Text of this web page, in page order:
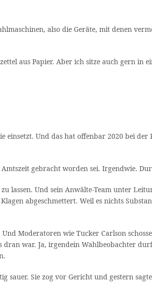
also die Geräte, mit denen
aus Papier. Aber ich sitze auch gern in
Und das hat offenbar 2020 bei der
gebracht worden sei. Irgendwie.
lassen. Und sein Anwälte-Team unter
abgeschmettert. Weil es nichts
Moderatoren wie Tucker Carlson
dran war. Ja, irgendein Wahlbeobachter
Sie zog vor Gericht und gestern